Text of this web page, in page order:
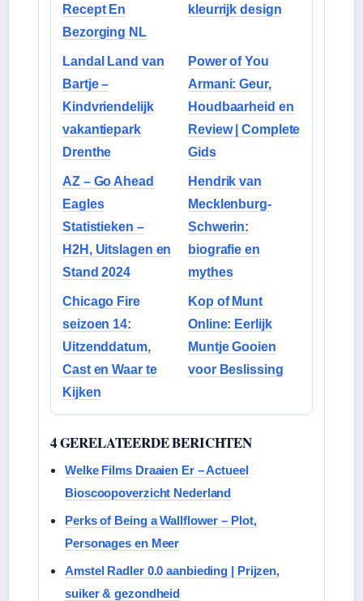
Recept En
Bezorging NL
kleurrijk design
Landal Land van
Bartje –
Kindvriendelijk
vakantiepark
Drenthe
Power of You
Armani: Geur,
Houdbaarheid en
Review | Complete
Gids
AZ – Go Ahead
Eagles
Statistieken –
H2H, Uitslagen en
Stand 2024
Hendrik van
Mecklenburg-
Schwerin:
biografie en
mythes
Chicago Fire
seizoen 14:
Uitzenddatum,
Cast en Waar te
Kijken
Kop of Munt
Online: Eerlijk
Muntje Gooien
voor Beslissing
4 GERELATEERDE BERICHTEN
Welke Films Draaien Er – Actueel
Bioscoopoverzicht Nederland
Perks of Being a Wallflower – Plot,
Personages en Meer
Amstel Radler 0.0 aanbieding | Prijzen,
suiker & gezondheid